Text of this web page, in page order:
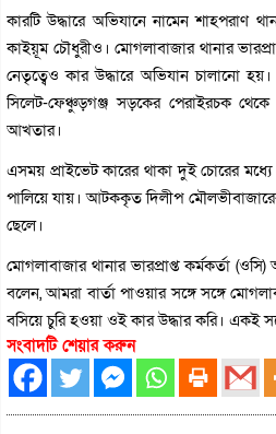
কারটি উদ্ধারে অভিযানে নামেন শাহপরাণ
কাইয়ূম চৌধুরীও। মোগলাবাজার থানার
নেতৃত্বেও কার উদ্ধারে অভিযান চালানো
সিলেট-ফেঞ্চুড়গঞ্জ সড়কের পেরাইরচক
আখতার।
এসময় প্রাইভেট কারের থাকা দুই চোরের
পালিয়ে যায়। আটককৃত দিলীপ
ছেলে।
মোগলাবাজার থানার ভারপ্রাপ্ত কর্মকর্তা
বলেন, আমরা বার্তা পাওয়ার সঙ্গে সঙ্গে
বসিয়ে চুরি হওয়া ওই কার উদ্ধার করি।
সংবাদটি শেয়ার করুন